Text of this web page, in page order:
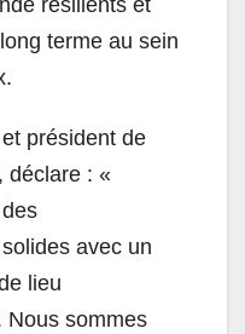
résilients et
terme au sein
président de
déclare : «
avec un
lieu
Nous sommes